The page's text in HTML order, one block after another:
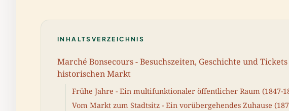
INHALTSVERZEICHNIS
Marché Bonsecours - Besuchszeiten, Geschichte und
historischen Markt
Frühe Jahre - Ein multifunktionaler öffentlicher Raum (1847-
Vom Markt zum Stadtsitz - Ein vorübergehendes Zuhause